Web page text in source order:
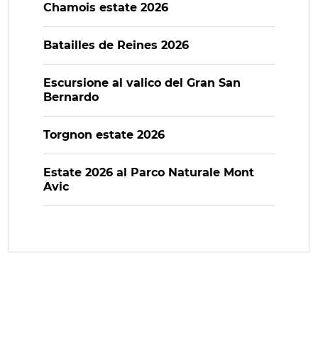
Chamois estate 2026
Batailles de Reines 2026
Escursione al valico del Gran San
Bernardo
Torgnon estate 2026
Estate 2026 al Parco Naturale Mont
Avic